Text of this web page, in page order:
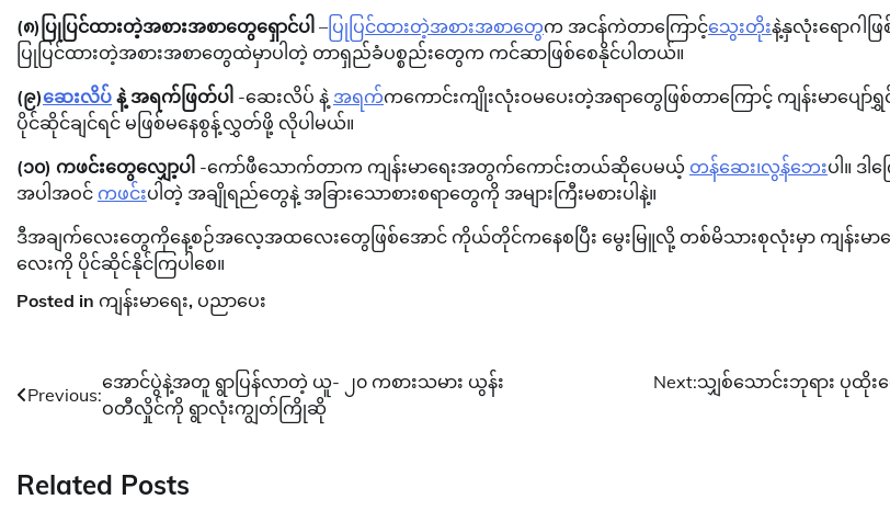
(၈)ပြုပြင်ထားတဲ့အစားအစာတွေရှောင်ပါ – ပြုပြင်ထားတဲ့အစားအစာတွေက အငန်ကဲတာကြောင့်သွေးတိုးနဲ့နှလုံးရောဂါဖ
ပြုပြင်ထားတဲ့အစားအစာတွေထဲမှာပါတဲ့ တာရှည်ခံပစ္စည်းတွေက ကင်ဆာဖြစ်စေနိုင်ပါတယ်။
(၉)ဆေးလိပ် နဲ့ အရက်ဖြတ်ပါ -ဆေးလိပ် နဲ့ အရက်ကကောင်းကျိုးလုံးဝမပေးတဲ့အရာတွေဖြစ်တာကြောင့် ကျန်းမာပျေ
ပိုင်ဆိုင်ချင်ရင် မဖြစ်မနေစွန့်လွှတ်ဖို့ လိုပါမယ်။
(၁၀) ကဖင်းတွေလျှော့ပါ -ကော်ဖီသောက်တာက ကျန်းမာရေးအတွက်ကောင်းတယ်ဆိုပေမယ့် တန်ဆေး၊လွန်ဘေးပါ။ ဒါ
အပါအဝင် ကဖင်းပါတဲ့ အချိုရည်တွေနဲ့ အခြားသောစားစရာတွေကို အများကြီးမစားပါနဲ့။
ဒီအချက်လေးတွေကိုနေ့စဉ်အလေ့အထလေးတွေဖြစ်အောင် ကိုယ်တိုင်ကနေစပြီး မွေးမြူလို့ တစ်မိသားစုလုံးမှာ ကျန်းမာ
လေးကို ပိုင်ဆိုင်နိုင်ကြပါစေ။
Posted in ကျန်းမာရေး, ပညာပေး
Post
navigation
Previous:
အောင်ပွဲနဲ့အတူ ရွာပြန်လာတဲ့ ယူ- ၂၀ ကစားသမား ယွန်း
ဝတီလှိုင်ကို ရွာလုံးကျွတ်ကြိုဆို
Next:သျှစ်သောင်းဘုရား ပုထိုး
Related Posts